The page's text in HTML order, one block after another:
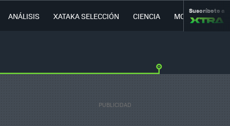
ANÁLISIS XATAKA SELECCIÓN CIENCIA MOVILIDAD
Suscríbete a